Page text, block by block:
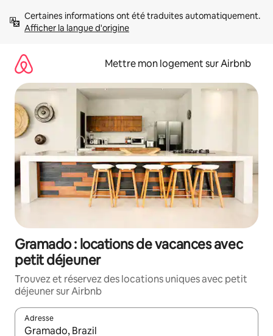
directement
Afficher la langue d'origine
Mettre mon logement sur Airbnb
Gramado : locations de vacances avec
petit déjeuner
Trouvez et réservez des locations uniques avec petit
déjeuner sur Airbnb
Adresse
Lorsque les résultats s'affichent, utilisez les flèches vers le